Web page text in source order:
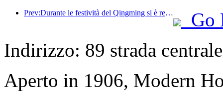
Prev:Durante le festività del Qingming si è registrato un aumento dei viaggi dovuto alle lunghe ferie, con gite e visite ai fiori che hanno portato a un aumento del numero di visitatori in molte città.
Go
Indirizzo: 89 strada
Aperto in 1906, Modern